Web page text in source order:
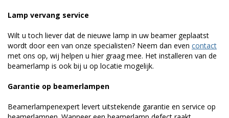
Lamp vervang service
Wilt u toch liever dat de nieuwe lamp in uw beamer geplaatst
wordt door een van onze specialisten? Neem dan even contact
met ons op, wij helpen u hier graag mee. Het installeren van de
beamerlamp is ook bij u op locatie mogelijk.
Garantie op beamerlampen
Beamerlampenexpert levert uitstekende garantie en service op